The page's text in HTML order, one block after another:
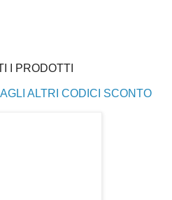
I PRODOTTI
ALTRI CODICI SCONTO